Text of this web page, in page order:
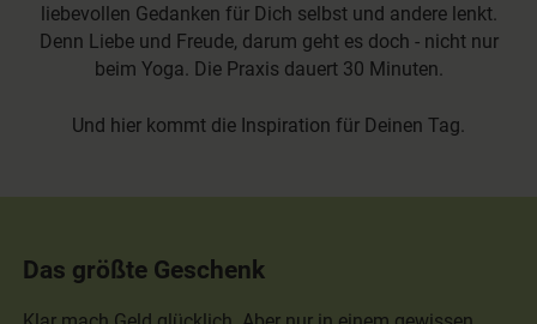
liebevollen Gedanken für Dich selbst und andere lenkt.
Denn Liebe und Freude, darum geht es doch - nicht nur
beim Yoga. Die Praxis dauert 30 Minuten.
Und hier kommt die Inspiration für Deinen Tag.
Das größte Geschenk